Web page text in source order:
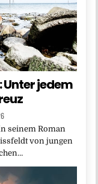
Unter jedem
seinem Roman
von jungen